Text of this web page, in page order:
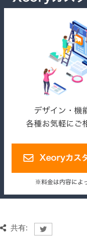
共有: